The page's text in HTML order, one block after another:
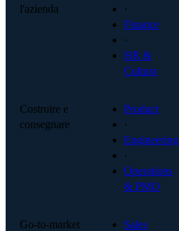
l'azienda
·
Finance
·
HR &
Cultura
Costruire e
consegnare
Product
·
Engineering
·
Operations
& PMO
Go-to-market
Sales